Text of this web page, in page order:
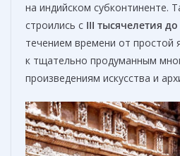
на индийском субконтиненте.
строились с III тысячелетия до
течением времени от простой
к тщательно продуманным
произведениям искусства и